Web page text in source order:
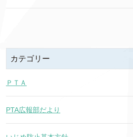
カテゴリー
ＰＴＡ
PTA広報部だより